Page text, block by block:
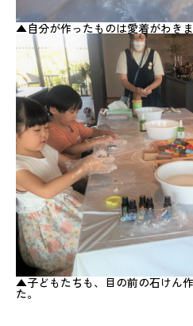
▲自分が作ったものは愛着がわきま
▲子どもたちも、目の前の石けん
た。